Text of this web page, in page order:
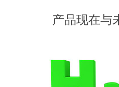
产品现在与